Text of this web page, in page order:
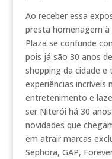
Ao receber essa
presta homenagem à
Plaza se confunde
pois já são 30 anos
shopping da cidade
experiências incríveis
entretenimento e
ser Niterói há 30
novidades que
em atrair marcas
Sephora, GAP,